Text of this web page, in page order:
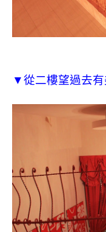
▼從二樓望過去有